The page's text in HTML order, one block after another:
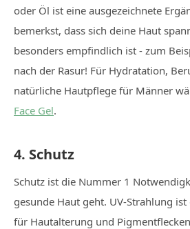
oder Öl ist eine ausgezeichnete
bemerkst, dass sich deine Haut
besonders empfindlich ist - zum
nach der Rasur! Für Hydratation,
natürliche Hautpflege für Männer
Face Gel.
4. Schutz
Schutz ist die Nummer 1
gesunde Haut geht. UV-Strahlung
für Hautalterung und